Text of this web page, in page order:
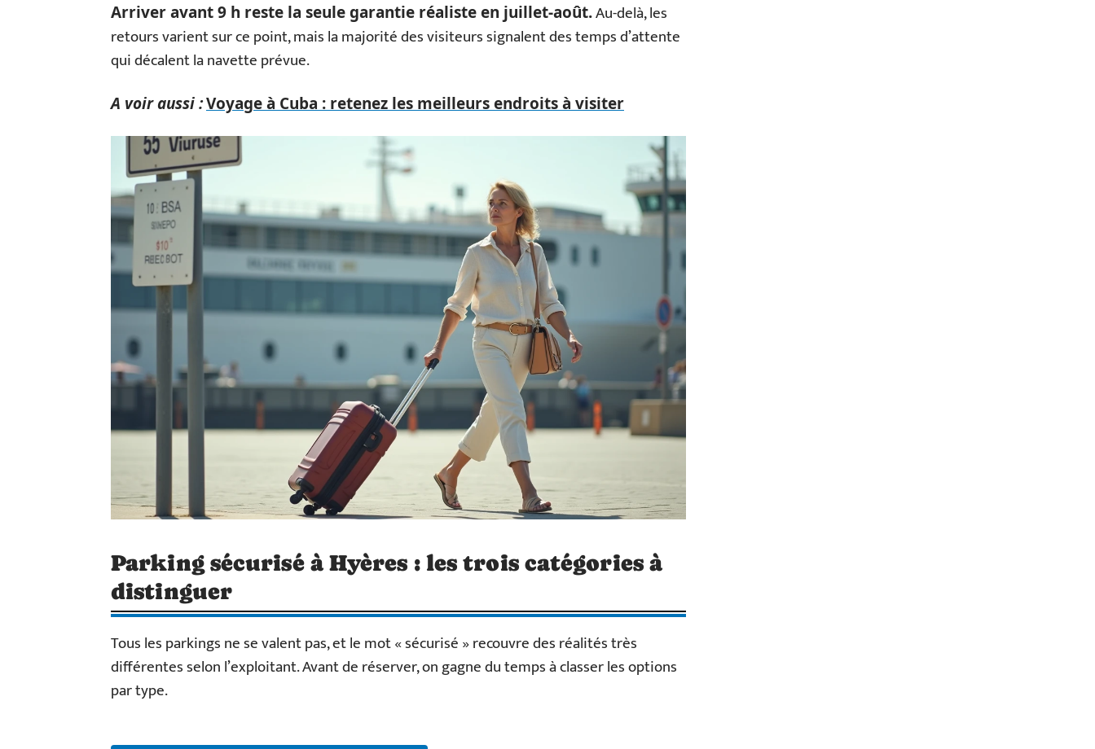
Arriver avant 9 h reste la seule garantie réaliste en juillet-août.Au-delà, les
retours varient sur ce point, mais la majorité des visiteurs signalent des temps d’attente
qui décalent la navette prévue.
A voir aussi :Voyage à Cuba : retenez les meilleurs endroits à visiter
Parking sécurisé à Hyères : les trois catégories à
distinguer
Tous les parkings ne se valent pas, et le mot « sécurisé » recouvre des réalités très
différentes selon l’exploitant. Avant de réserver, on gagne du temps à classer les options
par type.